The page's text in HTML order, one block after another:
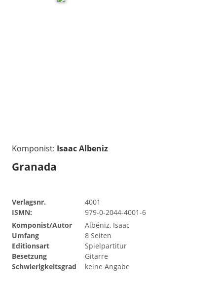
Komponist: Isaac Albeniz
Granada
Verlagsnr.
4001
ISMN:
979-0-2044-4001-6
Komponist/Autor
Albéniz, Isaac
Umfang
8 Seiten
Editionsart
Spielpartitur
Besetzung
Gitarre
Schwierigkeitsgrad
keine Angabe